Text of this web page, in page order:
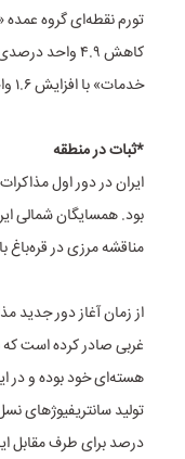
تورم نقطه‌ای گروه عمده
خدمات» با افزایش ۱.۶ واحد درصدی به ۳۱.۸ درصد رسیده است.
*ثبات در منطقه
ایران در دور اول
بود. همسایگان شمالی
مناقشه مرزی در قره‌باغ
از زمان آغاز دور جدید
غربی صادر کرده است
هسته‌ای خود بوده و در
درصد برای طرف مقابل